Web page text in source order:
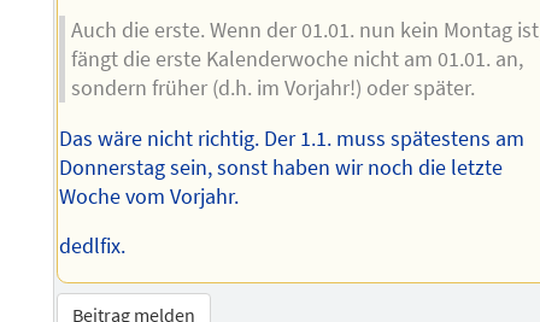
Auch die erste. Wenn der 01.01. nun kein Montag
fängt die erste Kalenderwoche nicht am 01.01. an,
sondern früher (d.h. im Vorjahr!) oder später.
Das wäre nicht richtig. Der 1.1. muss spätestens am
Donnerstag sein, sonst haben wir noch die letzte
Woche vom Vorjahr.
dedlfix.
Beitrag melden